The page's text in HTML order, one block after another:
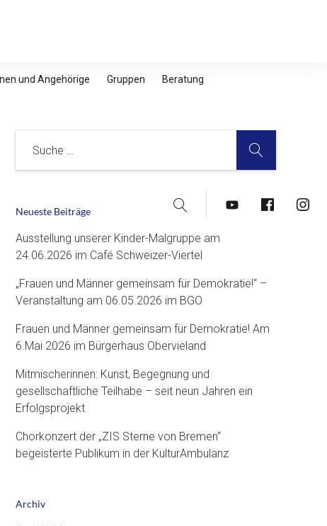
und Angehörige Gruppen Beratung
Suche YouTubeFacebook
Neueste Beiträge
Ausstellung unserer Kinder-Malgruppe am
24.06.2026 im Café Schweizer-Viertel
„Frauen und Männer gemeinsam für Demokratie!“ –
Veranstaltung am 06.05.2026 im BGO
Frauen und Männer gemeinsam für Demokratie! Am
6.Mai 2026 im Bürgerhaus Obervieland
Mitmischerinnen: Kunst, Begegnung und
gesellschaftliche Teilhabe – seit neun Jahren ein
Erfolgsprojekt
Chorkonzert der „ZIS Sterne von Bremen“
begeisterte Publikum in der KulturAmbulanz
Archiv